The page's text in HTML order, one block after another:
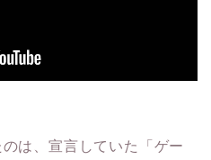
は、宣言していた「ゲー